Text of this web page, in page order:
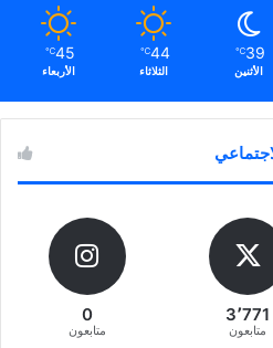
39
℃
الأثنين
44
℃
الثلاثاء
45
℃
الأربعاء
3٬771
متابعون
0
متابعون